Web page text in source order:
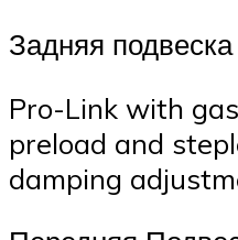
Задняя подвеска
Pro-Link with
preload and
damping